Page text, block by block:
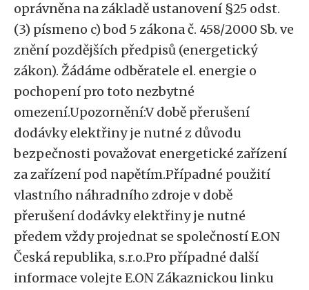
oprávněna na základě ustanovení §25 odst.
(3) písmeno c) bod 5 zákona č. 458/2000 Sb. ve
znění pozdějších předpisů (energetický
zákon). Žádáme odběratele el. energie o
pochopení pro toto nezbytné
omezení.Upozornění:V době přerušení
dodávky elektřiny je nutné z důvodu
bezpečnosti považovat energetické zařízení
za zařízení pod napětím.Případné použití
vlastního náhradního zdroje v době
přerušení dodávky elektřiny je nutné
předem vždy projednat se společností E.ON
Česká republika, s.r.o.Pro případné další
informace volejte E.ON Zákaznickou linku